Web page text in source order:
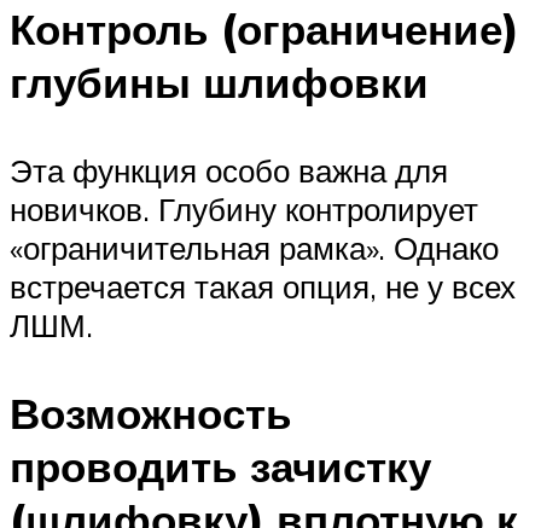
Контроль (ограничение)
глубины шлифовки
Эта функция особо важна для
новичков. Глубину контролирует
«ограничительная рамка». Однако
встречается такая опция, не у всех
ЛШМ.
Возможность
проводить зачистку